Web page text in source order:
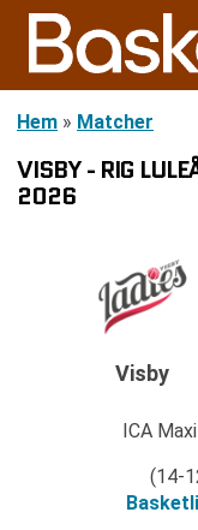
Hem » Matcher
VISBY - RIG
2026
Visby
ICA
(14-